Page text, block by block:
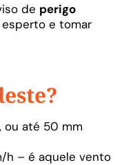
de perigo
e tomar
?
ou até 50 mm
h – é aquele vento